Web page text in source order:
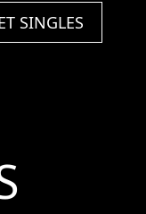
SINGLES